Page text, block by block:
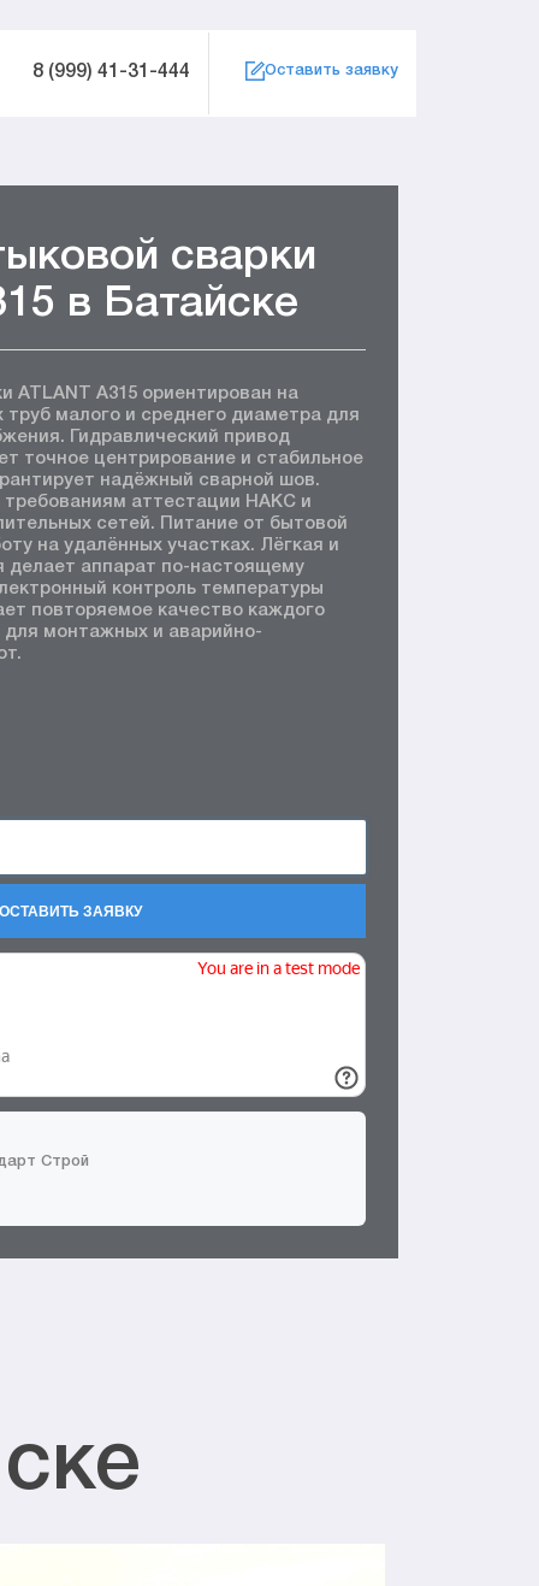
8 (999) 41-31-444 Оставить заявку
сварки
в Батайске
ATLANT A315 ориентирован на
малого и среднего диаметра для
Гидравлический привод
точное центрирование и стабильное
надёжный сварной шов.
аттестации НАКС и
сетей. Питание от бытовой
на удалённых участках. Лёгкая и
делает аппарат по-настоящему
контроль температуры
повторяемое качество каждого
монтажных и аварийно-
ОСТАВИТЬ ЗАЯВКУ
Строй